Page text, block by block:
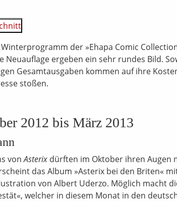
der »Ehapa Comic
ergeben ein sehr rundes Bild.
Gesamtausgaben kommen auf ihre
stoßen.
2012 bis März 2013
vonAsterix dürften im Oktober ihren Augen
das Album »Asterix bei den Briten«
von Albert Uderzo. Möglich macht
welcher in diesem Monat in den